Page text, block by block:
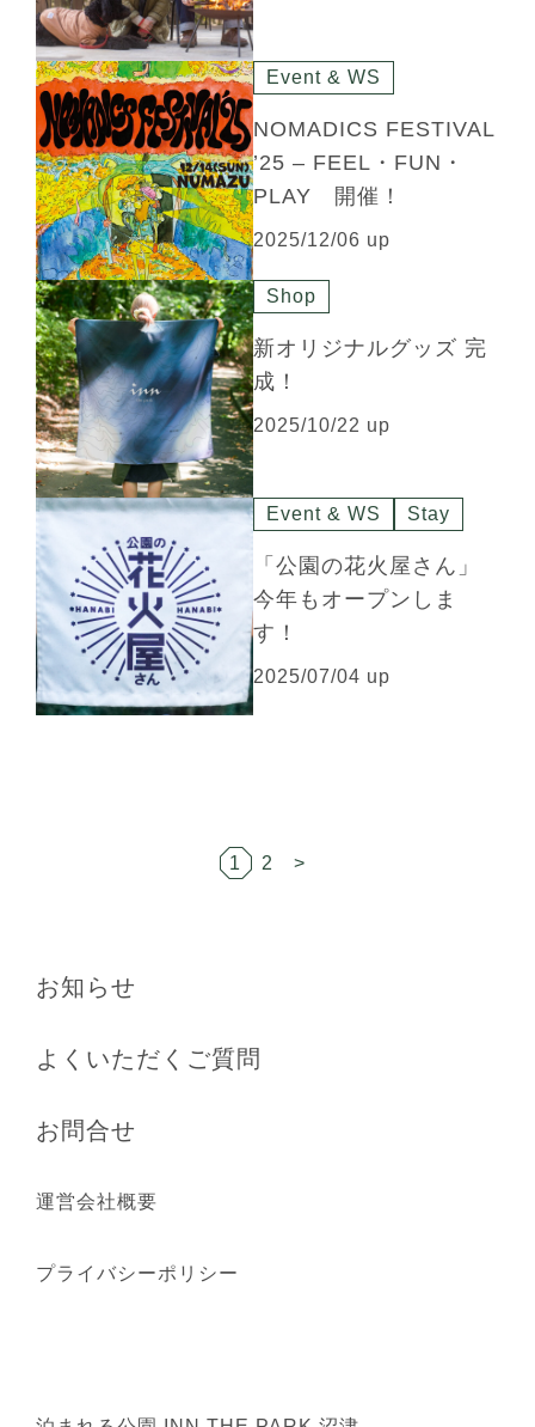
Event & WS
NOMADICS FESTIVAL
’25 – FEEL・FUN・
PLAY 開催！
2025/12/06 up
Shop
新オリジナルグッズ 完
成！
2025/10/22 up
Event & WS Stay
「公園の花火屋さん」
今年もオープンしま
す！
2025/07/04 up
1 2 >
お知らせ
よくいただくご質問
お問合せ
運営会社概要
プライバシーポリシー